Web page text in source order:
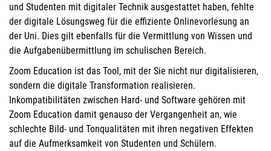
und Studenten mit digitaler Technik ausgestattet haben, fehlte
der digitale Lösungsweg für die effiziente Onlinevorlesung an
der Uni. Dies gilt ebenfalls für die Vermittlung von Wissen und
die Aufgabenübermittlung im schulischen Bereich.
Zoom Education ist das Tool, mit der Sie nicht nur digitalisieren,
sondern die digitale Transformation realisieren.
Inkompatibilitäten zwischen Hard- und Software gehören mit
Zoom Education damit genauso der Vergangenheit an, wie
schlechte Bild- und Tonqualitäten mit ihren negativen Effekten
auf die Aufmerksamkeit von Studenten und Schülern.